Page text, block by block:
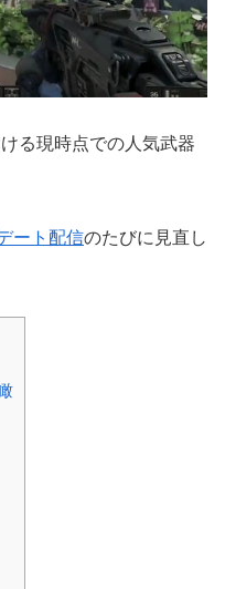
る現時点での人気武器
ート配信のたびに見直し